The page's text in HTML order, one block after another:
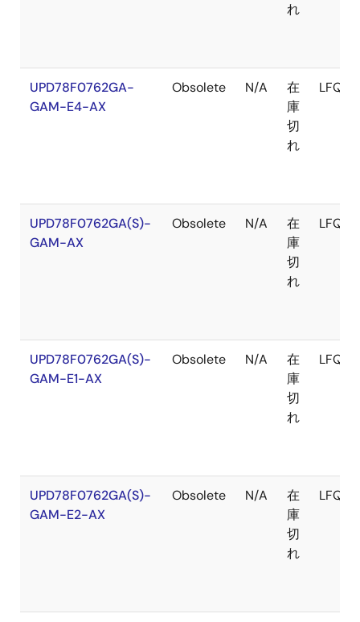
れ
UPD78F0762GA-
GAM-E4-AX
Obsolete N/A
在
庫
切
れ
LFQFP
UPD78F0762GA(S)-
GAM-AX
Obsolete N/A
在
庫
切
れ
LFQFP
UPD78F0762GA(S)-
GAM-E1-AX
Obsolete N/A
在
庫
切
れ
LFQFP
UPD78F0762GA(S)-
GAM-E2-AX
Obsolete N/A
在
庫
切
れ
LFQFP